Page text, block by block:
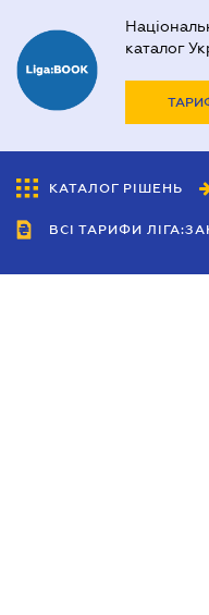
каталог
КАТАЛОГ РІШЕНЬ
ВСІ ТАРИФИ